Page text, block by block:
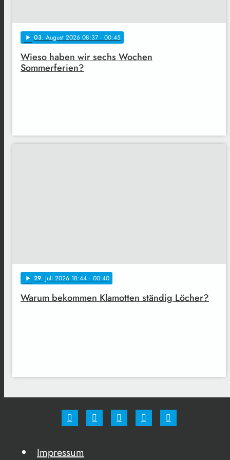
play_arrow 03. August 2026 08:37 · 00:45
Wieso haben wir sechs Wochen
Sommerferien?
play_arrow 29. Juli 2026 18:44 · 00:40
Warum bekommen Klamotten ständig Löcher?
Impressum